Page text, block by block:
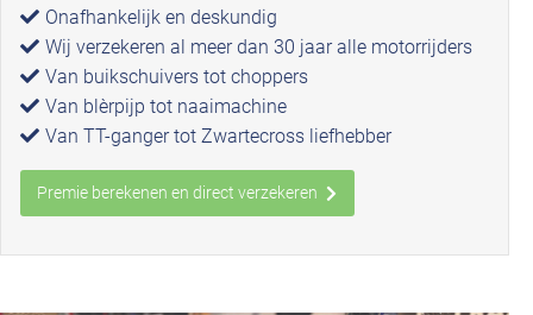
Onafhankelijk en deskundig
Wij verzekeren al meer dan 30 jaar alle motorrijders
Van buikschuivers tot choppers
Van blèrpijp tot naaimachine
Van TT-ganger tot Zwartecross liefhebber
Premie berekenen en direct verzekeren